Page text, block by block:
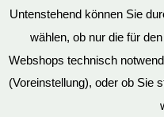
Untenstehend können Sie
wählen, ob nur die für
Webshops technisch
(Voreinstellung), oder ob Sie